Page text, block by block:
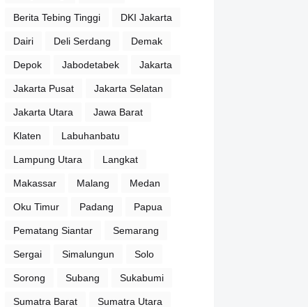
Berita Tebing Tinggi DKI Jakarta
Dairi Deli Serdang Demak
Depok Jabodetabek Jakarta
Jakarta Pusat Jakarta Selatan
Jakarta Utara Jawa Barat
Klaten Labuhanbatu
Lampung Utara Langkat
Makassar Malang Medan
Oku Timur Padang Papua
Pematang Siantar Semarang
Sergai Simalungun Solo
Sorong Subang Sukabumi
Sumatra Barat Sumatra Utara